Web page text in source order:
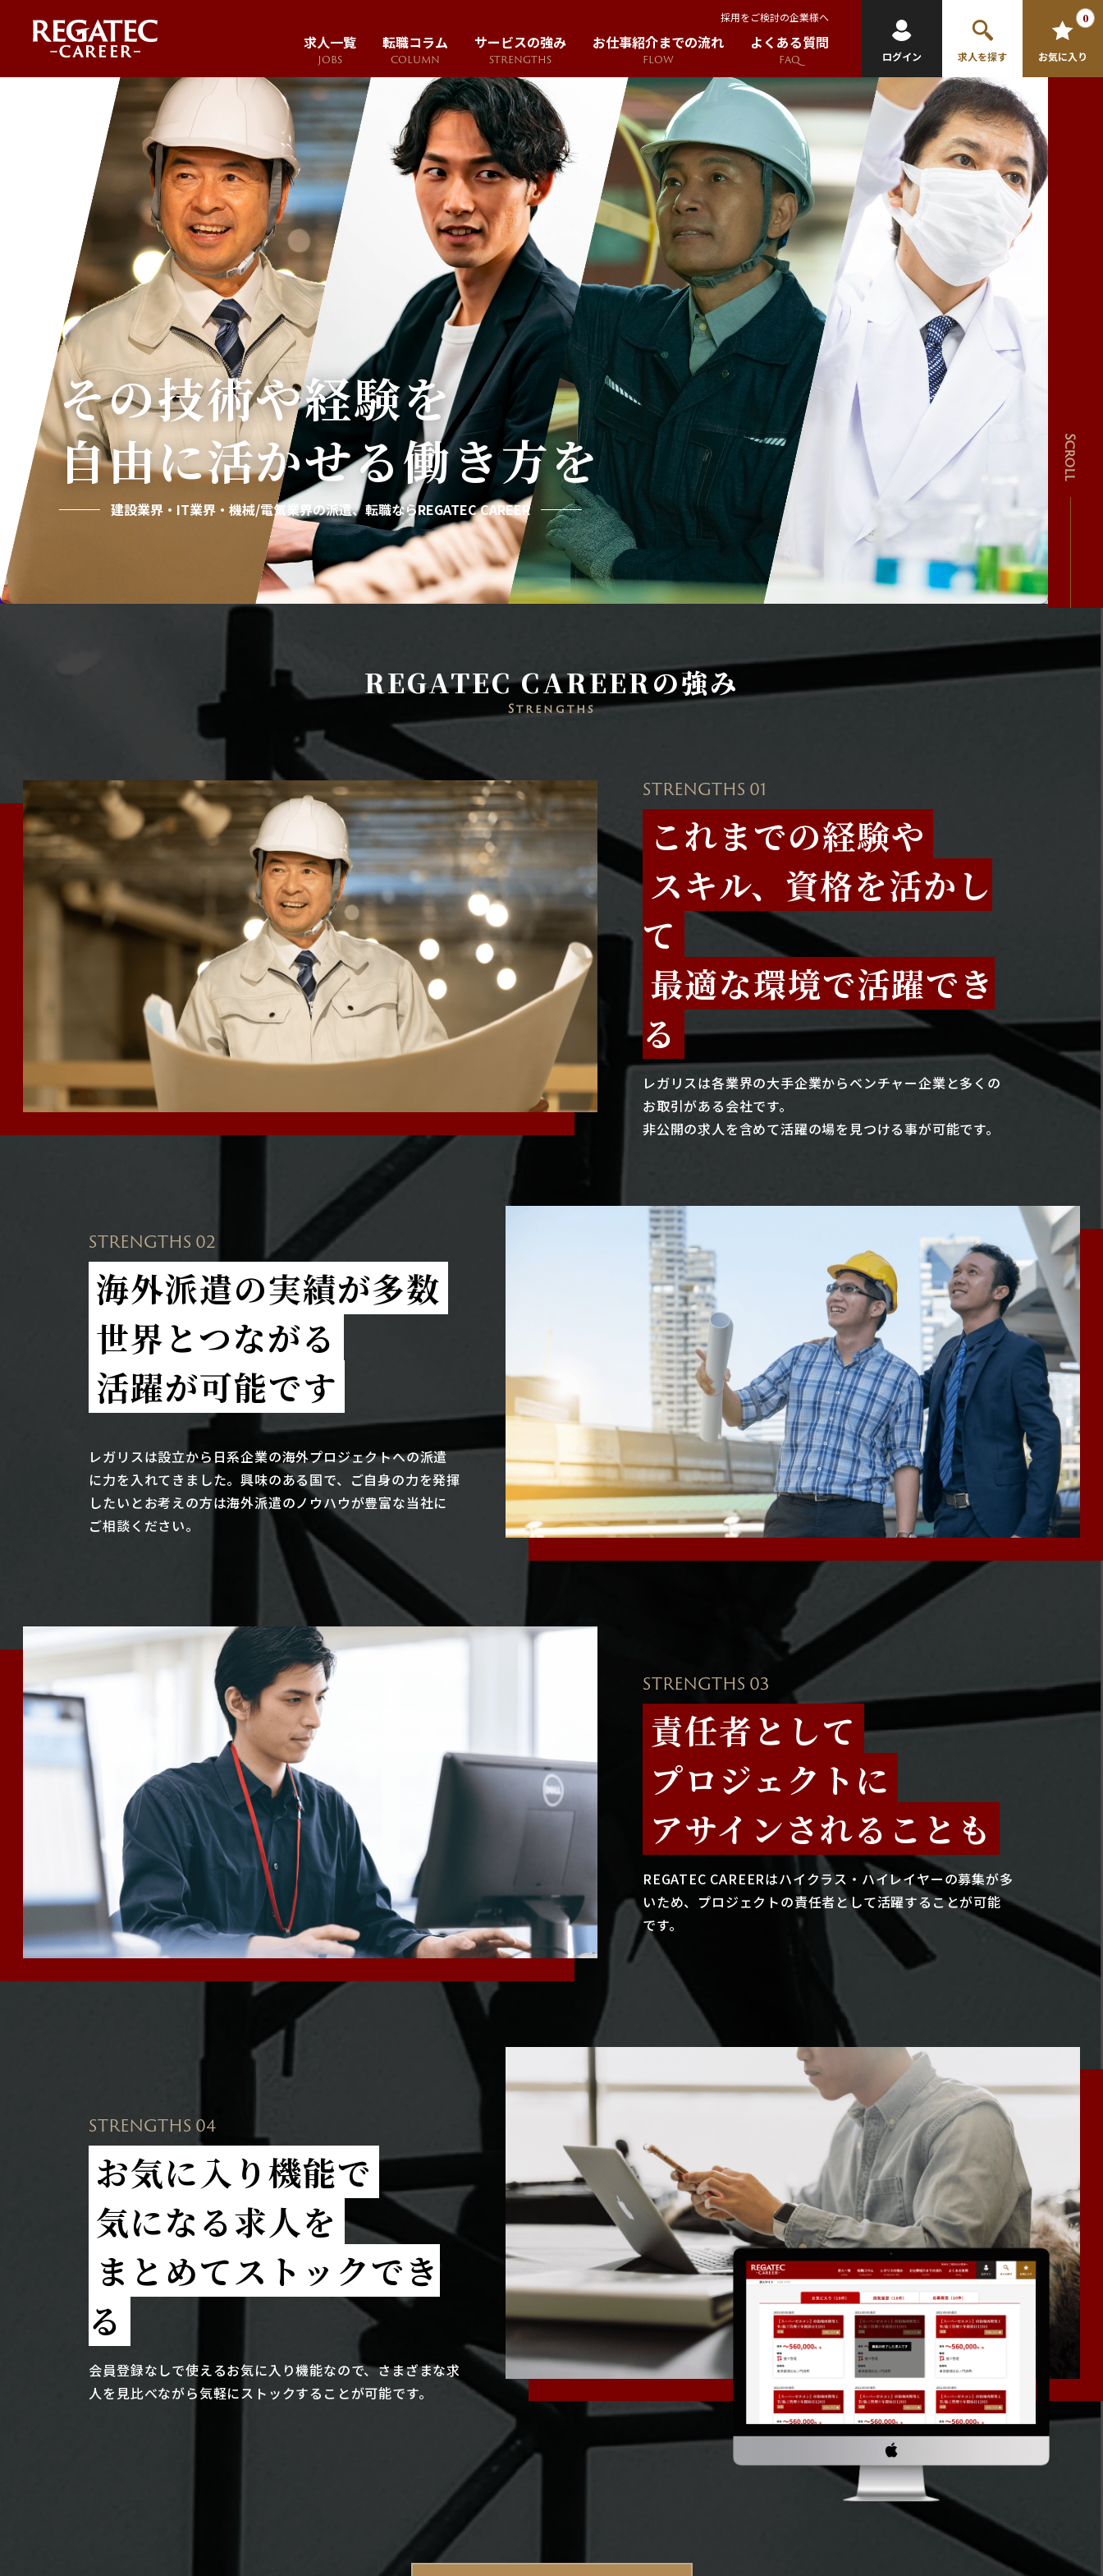
採用をご検討の企業様へ
求人一覧
JOBS
転職コラム
COLUMN
サービスの強み
STRENGTHS
お仕事紹介までの流れ
FLOW
よくある質問
FAQ ログイン 求人を探す お気に入り
0
Scroll
その技術や経験を
自由に活かせる働き方を
建設業界・IT業界・機械/電気業界の派遣、転職ならREGATEC CAREER
REGATEC CAREERの強み
Strengths
STRENGTHS 01
これまでの経験や
スキル、資格を活かし
て
最適な環境で活躍でき
る
レガリスは各業界の大手企業からベンチャー企業と多くの
お取引がある会社です。
非公開の求人を含めて活躍の場を見つける事が可能です。
STRENGTHS 02
海外派遣の実績が多数
世界とつながる
活躍が可能です
レガリスは設立から日系企業の海外プロジェクトへの派遣
に力を入れてきました。興味のある国で、ご自身の力を発揮
したいとお考えの方は海外派遣のノウハウが豊富な当社に
ご相談ください。
STRENGTHS 03
責任者として
プロジェクトに
アサインされることも
REGATEC CAREERはハイクラス・ハイレイヤーの募集が多
いため、プロジェクトの責任者として活躍することが可能
です。
STRENGTHS 04
お気に入り機能で
気になる求人を
まとめてストックでき
る
会員登録なしで使えるお気に入り機能なので、さまざまな求
人を見比べながら気軽にストックすることが可能です。